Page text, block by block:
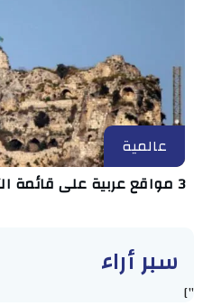
عالمية
3 مواقع عربية على قائمة التراث العالمي المهدد بالخطر
سبر أراء
"]